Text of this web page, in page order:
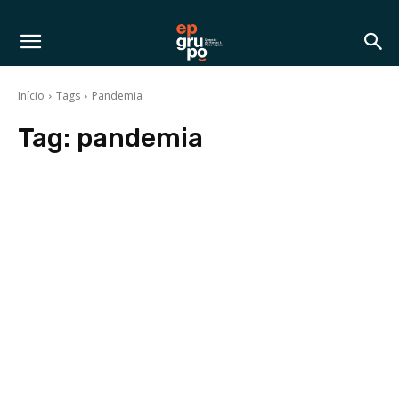
Início Tags Pandemia
Tag: pandemia